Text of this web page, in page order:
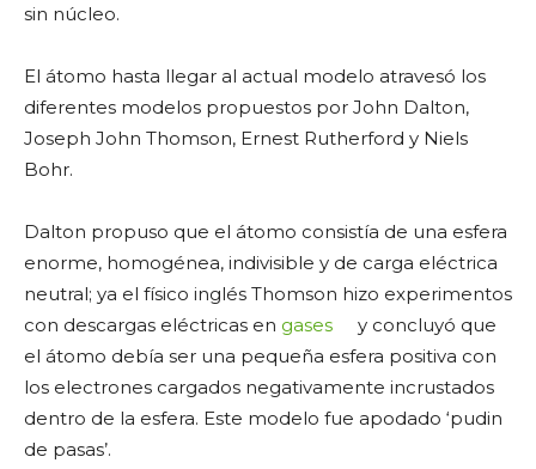
sin núcleo.
El átomo hasta llegar al actual modelo atravesó los
diferentes modelos propuestos por John Dalton,
Joseph John Thomson, Ernest Rutherford y Niels
Bohr.
Dalton propuso que el átomo consistía de una esfera
enorme, homogénea, indivisible y de carga eléctrica
neutral; ya el físico inglés Thomson hizo experimentos
con descargas eléctricas en gases
y concluyó que
el átomo debía ser una pequeña esfera positiva con
los electrones cargados negativamente incrustados
dentro de la esfera. Este modelo fue apodado ‘pudin
de pasas’.